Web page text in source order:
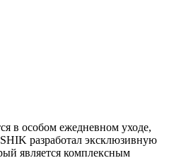
в особом ежедневном уходе,
разработал эксклюзивную
является комплексным